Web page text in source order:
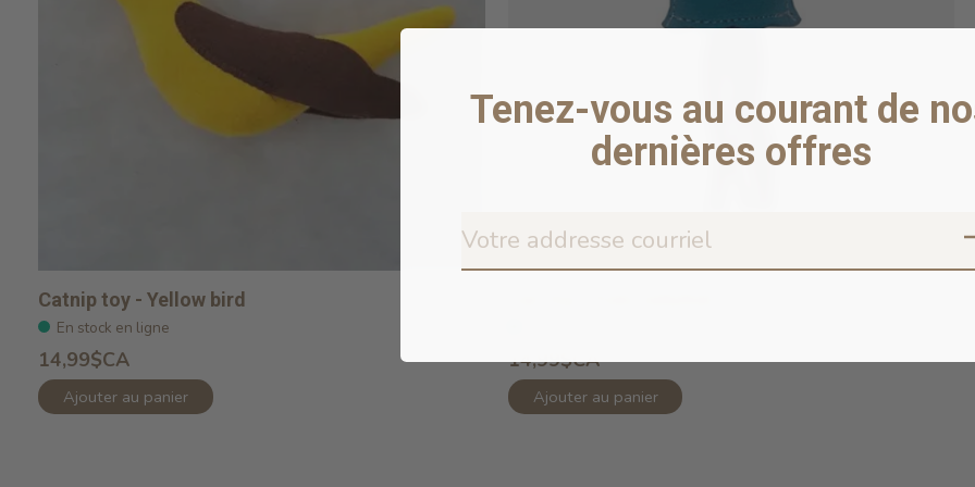
Catnip toy - Yellow bird
En stock en ligne
14,99$CA
Ajouter au panier
14,99$CA
Ajouter au panier
Tenez-vous au courant de
dernières offres